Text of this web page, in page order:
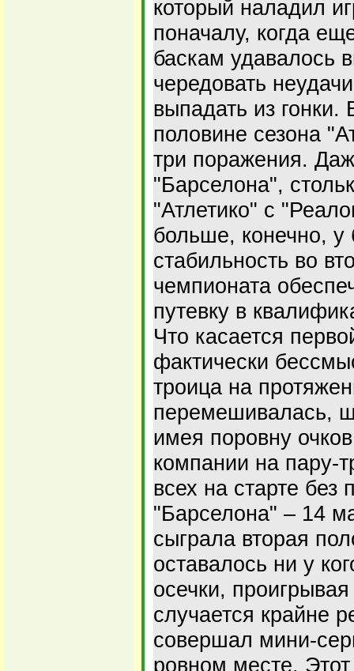
который наладил
поначалу, когда
баскам удавалось
чередовать
выпадать из гонки.
половине сезона
три поражения.
"Барселона",
"Атлетико" с
больше, конечно, у
стабильность во
чемпионата
путевку в
Что касается
фактически
троица на
перемешивалась,
имея поровну
компании на пару-
всех на старте
"Барселона" – 14
сыграла вторая
оставалось ни у
осечки,
случается крайне
совершал мини-
ровном месте.